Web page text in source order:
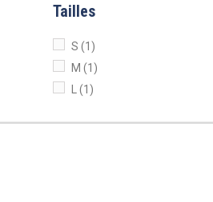
Tailles
S (1)
M (1)
(1)